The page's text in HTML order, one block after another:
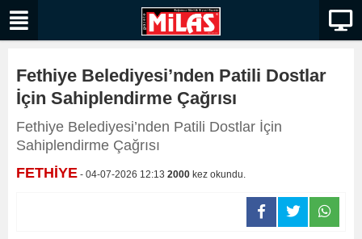
Fethiye Belediyesi’nden Patili Dostlar
İçin Sahiplendirme Çağrısı
Fethiye Belediyesi’nden Patili Dostlar İçin
Sahiplendirme Çağrısı
FETHİYE - 04-07-2026 12:13 2000 kez okundu.